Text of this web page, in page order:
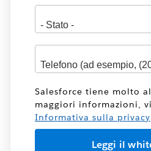
Salesforce tiene molto
maggiori informazioni,
Informativa sulla privacy